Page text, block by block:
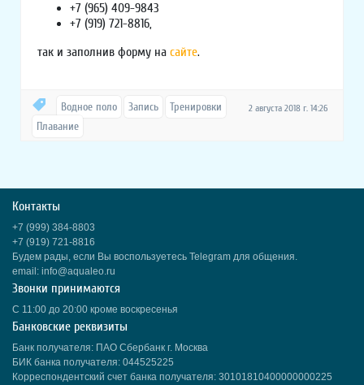
+7 (965) 409-9843
+7 (919) 721-8816,
так и заполнив форму на сайте.
2 августа 2018 г. 14:26
Водное поло Запись
Тренировки
Плавание
Контакты
+7 (999) 384-8803
+7 (919) 721-8816
Будем рады, если Вы воспользуетесь Telegram для общения.
email: info@aqualeo.ru
Звонки принимаются
С 11:00 до 20:00 кроме воскресенья
Банковские реквизиты
Банк получателя: ПАО Сбербанк г. Москва
БИК банка получателя: 044525225
Корреспондентский счет банка получателя: 30101810400000000225